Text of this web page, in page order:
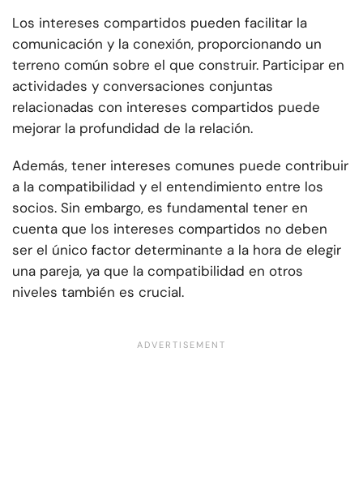
Los intereses compartidos pueden facilitar la
comunicación y la conexión, proporcionando un
terreno común sobre el que construir. Participar en
actividades y conversaciones conjuntas
relacionadas con intereses compartidos puede
mejorar la profundidad de la relación.
Además, tener intereses comunes puede contribuir
a la compatibilidad y el entendimiento entre los
socios. Sin embargo, es fundamental tener en
cuenta que los intereses compartidos no deben
ser el único factor determinante a la hora de elegir
una pareja, ya que la compatibilidad en otros
niveles también es crucial.